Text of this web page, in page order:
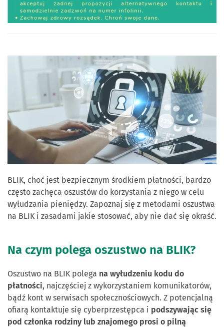
BLIK, choć jest bezpiecznym środkiem płatności, bardzo
często zachęca oszustów do korzystania z niego w celu
wyłudzania pieniędzy. Zapoznaj się z metodami oszustwa
na BLIK i zasadami jakie stosować, aby nie dać się okraść.
Na czym polega oszustwo na BLIK?
Oszustwo na BLIK polega na wyłudzeniu kodu do
płatności, najczęściej z wykorzystaniem komunikatorów,
bądź kont w serwisach społecznościowych. Z potencjalną
ofiarą kontaktuje się cyberprzestępca i podszywając się
pod członka rodziny lub znajomego prosi o pilną